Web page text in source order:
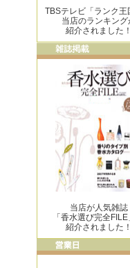
TBSテレビ「ランク王
当店のランキング
紹介されました！
当店が人気雑誌
「香水選び完全
紹介されました！